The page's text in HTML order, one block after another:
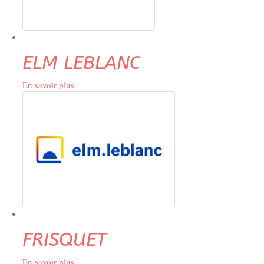
ELM LEBLANC
En savoir plus
FRISQUET